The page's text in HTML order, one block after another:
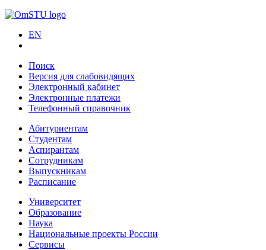
EN
Поиск
Версия для слабовидящих
Электронный кабинет
Электронные платежи
Телефонный справочник
Абитуриентам
Студентам
Аспирантам
Сотрудникам
Выпускникам
Расписание
Университет
Образование
Наука
Национальные проекты России
Сервисы